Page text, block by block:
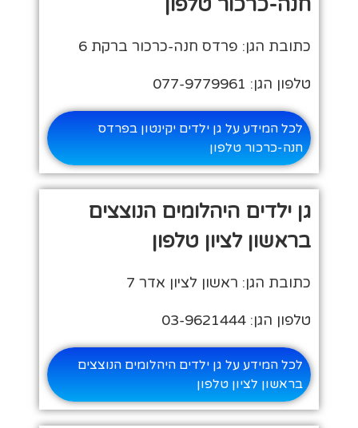
כתובת הגן: פרדס חנה-כרכור ברקת 6
טלפון הגן: 077-9779961
לכל המידע על גן ילדים יקינטון בפרדס
חנה-כרכור טלפון
גן ילדים היהלומים הנוצצים
בראשון לציון טלפון
כתובת הגן: ראשון לציון אדר 7
טלפון הגן: 03-9621444
לכל המידע על גן ילדים היהלומים הנוצצים
בראשון לציון טלפון